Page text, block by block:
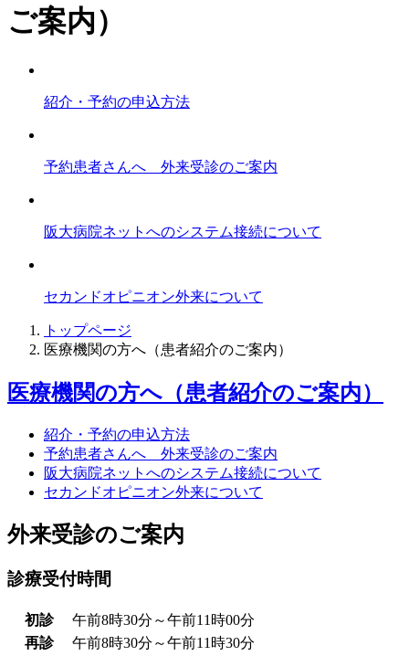
ご案内）
紹介・予約の申込方法
予約患者さんへ 外来受診のご案内
阪大病院ネットへのシステム接続について
セカンドオピニオン外来について
トップページ
医療機関の方へ（患者紹介のご案内）
医療機関の方へ（患者紹介のご案内）
紹介・予約の申込方法
予約患者さんへ 外来受診のご案内
阪大病院ネットへのシステム接続について
セカンドオピニオン外来について
外来受診のご案内
診療受付時間
初診
午前8時30分～午前11時00分
再診
午前8時30分～午前11時30分